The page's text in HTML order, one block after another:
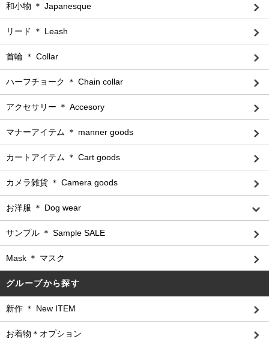
和小物 ＊ Japanesque
リード ＊ Leash
首輪 ＊ Collar
ハーフチョーク ＊ Chain collar
アクセサリー ＊ Accesory
マナーアイテム ＊ manner goods
カートアイテム ＊ Cart goods
カメラ雑貨 ＊ Camera goods
お洋服 ＊ Dog wear
サンプル ＊ Sample SALE
Mask ＊ マスク
グループから探す
新作 ＊ New ITEM
お着物＊オプション